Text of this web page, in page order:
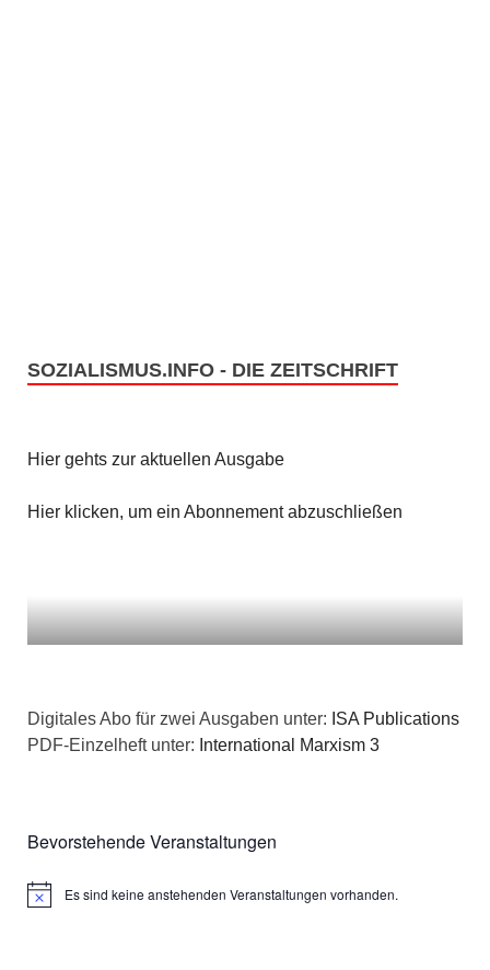
SOZIALISMUS.INFO - DIE ZEITSCHRIFT
Hier gehts zur aktuellen Ausgabe
Hier klicken, um ein Abonnement abzuschließen
Digitales Abo für zwei Ausgaben unter: ISA Publications
PDF-Einzelheft unter: International Marxism 3
Bevorstehende Veranstaltungen
HinweisEs sind keine anstehenden Veranstaltungen vorhanden.